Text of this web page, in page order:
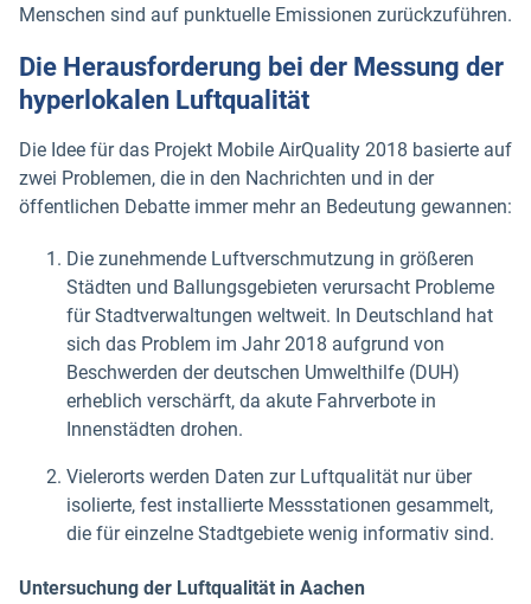
Menschen sind auf punktuelle Emissionen zurückzuführen.
Die Herausforderung bei der Messung der
hyperlokalen Luftqualität
Die Idee für das Projekt Mobile AirQuality 2018 basierte auf
zwei Problemen, die in den Nachrichten und in der
öffentlichen Debatte immer mehr an Bedeutung gewannen:
Die zunehmende Luftverschmutzung in größeren
Städten und Ballungsgebieten verursacht Probleme
für Stadtverwaltungen weltweit. In Deutschland hat
sich das Problem im Jahr 2018 aufgrund von
Beschwerden der deutschen Umwelthilfe (DUH)
erheblich verschärft, da akute Fahrverbote in
Innenstädten drohen.
Vielerorts werden Daten zur Luftqualität nur über
isolierte, fest installierte Messstationen gesammelt,
die für einzelne Stadtgebiete wenig informativ sind.
Untersuchung der Luftqualität in Aachen